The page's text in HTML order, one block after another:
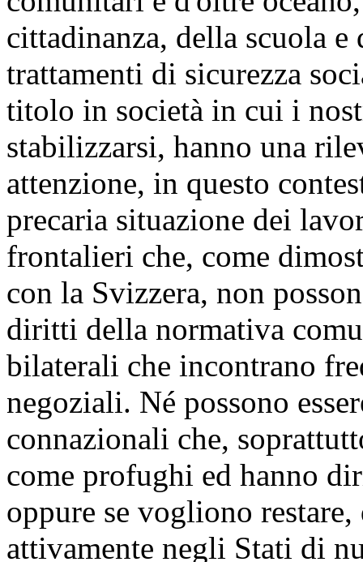
cittadinanza, della scuola
trattamenti di sicurezza
titolo in società in cui i
stabilizzarsi, hanno una
attenzione, in questo
precaria situazione dei
frontalieri che, come
con la Svizzera, non
diritti della normativa
bilaterali che incontrano
negoziali. Né possono
connazionali che,
come profughi ed hanno
oppure se vogliono
attivamente negli Stati di